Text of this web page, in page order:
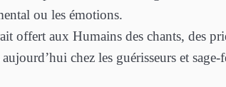
ou les émotions.
offert aux Humains des chants, des
chez les guérisseurs et